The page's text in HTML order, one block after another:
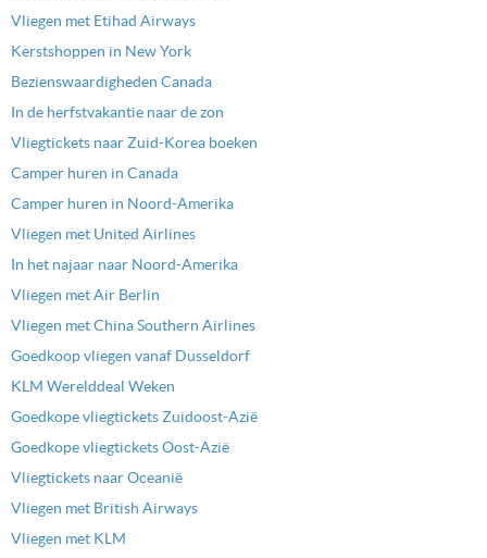
Vliegen met Etihad Airways
Kerstshoppen in New York
Bezienswaardigheden Canada
In de herfstvakantie naar de zon
Vliegtickets naar Zuid-Korea boeken
Camper huren in Canada
Camper huren in Noord-Amerika
Vliegen met United Airlines
In het najaar naar Noord-Amerika
Vliegen met Air Berlin
Vliegen met China Southern Airlines
Goedkoop vliegen vanaf Dusseldorf
KLM Werelddeal Weken
Goedkope vliegtickets Zuidoost-Azië
Goedkope vliegtickets Oost-Azië
Vliegtickets naar Oceanië
Vliegen met British Airways
Vliegen met KLM